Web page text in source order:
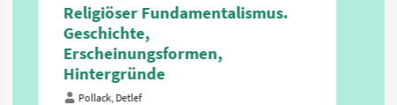
Religiöser Fundamentalismus.
Geschichte,
Erscheinungsformen,
Hintergründe
Pollack, Detlef